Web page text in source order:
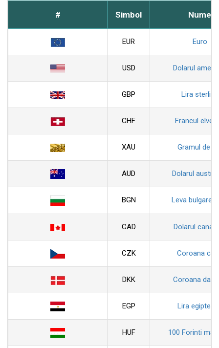
# Simbol Nume
EUR Euro
USD Dolarul
GBP Lira sterlina
CHF Francul
XAU Gramul de
AUD Dolarul
BGN Leva
CAD Dolarul
CZK Coroana
DKK Coroana
EGP Lira
HUF 100 Forinti